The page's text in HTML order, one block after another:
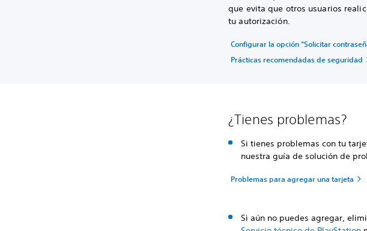
que evita que otros usuarios
tu autorización.
Configurar la opción “Solicitar
Prácticas recomendadas de seguridad
¿Tienes problemas?
Si tienes problemas con tu
nuestra guía de solución de
Problemas para agregar una tarjeta
Si aún no puedes agregar,